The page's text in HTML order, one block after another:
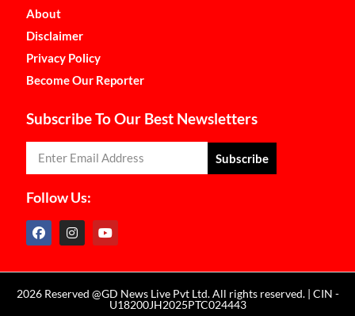
About
Disclaimer
Privacy Policy
Become Our Reporter
Subscribe To Our Best Newsletters
Subscribe
Follow Us:
2026 Reserved @GD News Live Pvt Ltd. All rights reserved. | CIN -
U18200JH2025PTC024443